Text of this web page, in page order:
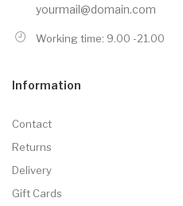
yourmail@domain.com
Working time: 9.00 -21.00
Information
Contact
Returns
Delivery
Gift Cards